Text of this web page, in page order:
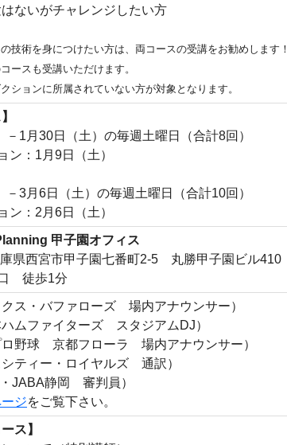
はないがチャレンジしたい方
技術を身につけたい方は、両コースの受講をお勧めします！
ースも受講いただけます。
ションに所属されていない方が対象となります。
1月30日（土）の毎週土曜日（合計8回）
：1月9日（土）
3月6日（土）の毎週土曜日（合計10回）
：2月6日（土）
甲子園オフィス
西宮市甲子園七番町2-5 丸勝甲子園ビル410
徒歩1分
クス・バファローズ 場内アナウンサー）
ハムファイターズ スタジアムDJ）
ロ野球 京都フローラ 場内アナウンサー）
シティー・ロイヤルズ 通訳）
JABA静岡 審判員）
ジをご覧下さい。
ス】